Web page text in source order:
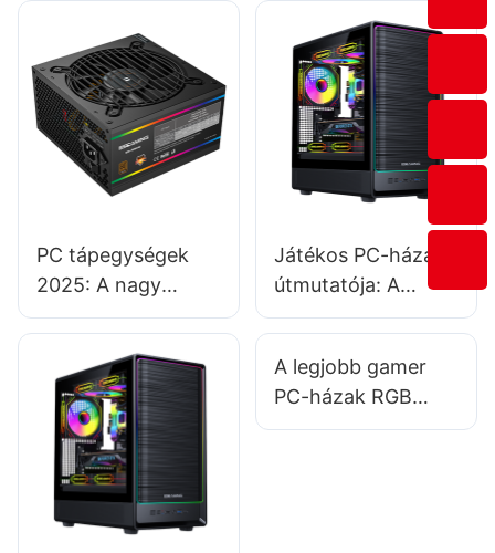
PC tápegységek
2025: A nagy
teljesítményű
mindig a legjobb
választás a
számítógépéhez?
Játékos PC-házak
útmutatója: A
különböző
megértése
A legjobb gamer
PC-házak RGB
világítással stílusos